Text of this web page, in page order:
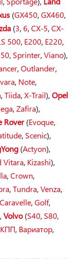
(GX450,GX460,
(3, 6,CX-5,CX-
500, E200, E220,
, Sprinter,Viano),
,Outlander,
, Note,
,Tiida,X-Trail),Opel
,Zafira),
Rover(Evoque,
, Scenic),
(Actyon),
Vitara, Kizashi),
,Crown,
,Tundra,Venza,
Caravelle,Golf,
Volvo(S40, S80,
, Вариатор,